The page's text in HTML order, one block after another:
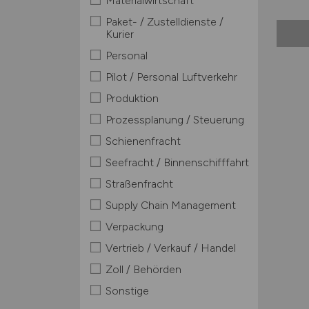
Paket- / Zustelldienste /
Kurier
Personal
Pilot / Personal Luftverkehr
Produktion
Prozessplanung / Steuerung
Schienenfracht
Seefracht / Binnenschifffahrt
Straßenfracht
Supply Chain Management
Verpackung
Vertrieb / Verkauf / Handel
Zoll / Behörden
Sonstige